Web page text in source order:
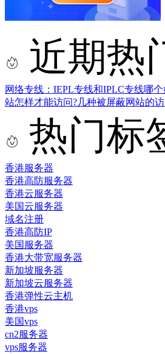
近期热
网络专线：IEPL专线和IPLC专线哪个
站怎样才能访问?几种被屏蔽网站的
热门标
香港服务器
香港高防服务器
香港云服务器
美国云服务器
域名注册
香港高防IP
美国服务器
香港大带宽服务器
新加坡服务器
新加坡云服务器
香港弹性云主机
香港vps
美国vps
cn2服务器
vps服务器